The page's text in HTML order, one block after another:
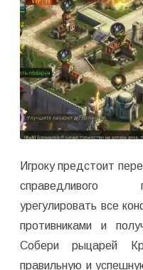
Игроку предстоит
справедливого
урегулировать все
противниками и
Собери рыцарей
правильную и